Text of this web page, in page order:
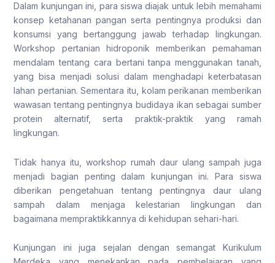
Dalam kunjungan ini, para siswa diajak untuk lebih memahami
konsep ketahanan pangan serta pentingnya produksi dan
konsumsi yang bertanggung jawab terhadap lingkungan.
Workshop pertanian hidroponik memberikan pemahaman
mendalam tentang cara bertani tanpa menggunakan tanah,
yang bisa menjadi solusi dalam menghadapi keterbatasan
lahan pertanian. Sementara itu, kolam perikanan memberikan
wawasan tentang pentingnya budidaya ikan sebagai sumber
protein alternatif, serta praktik-praktik yang ramah
lingkungan.
Tidak hanya itu, workshop rumah daur ulang sampah juga
menjadi bagian penting dalam kunjungan ini. Para siswa
diberikan pengetahuan tentang pentingnya daur ulang
sampah dalam menjaga kelestarian lingkungan dan
bagaimana mempraktikkannya di kehidupan sehari-hari.
Kunjungan ini juga sejalan dengan semangat Kurikulum